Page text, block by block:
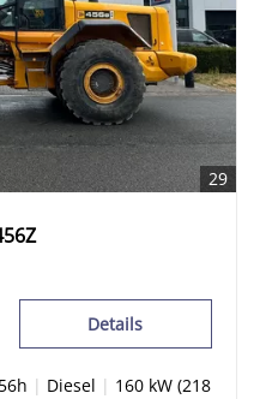
29
Details
| Diesel | 160 kW (218